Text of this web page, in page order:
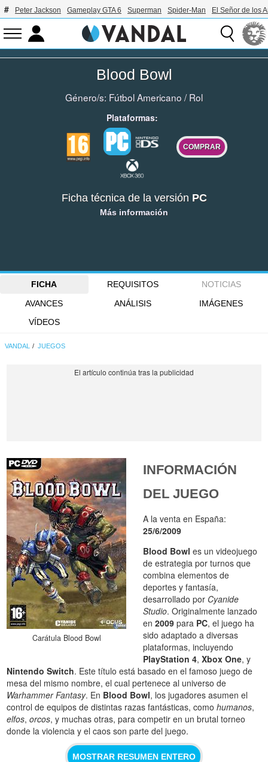
Peter Jackson Gameplay GTA 6 Superman Spider-Man El Señor de los
Blood Bowl
Género/s: Fútbol Americano /Rol
Plataformas:
COMPRAR
Ficha técnica de la versión PC
Más información
FICHA REQUISITOS
NOTICIAS
AVANCES
ANÁLISIS
IMÁGENES
VÍDEOS
VANDAL JUEGOS
Carátula Blood Bowl
INFORMACIÓN
DEL JUEGO
A la venta en España:
25/6/2009
Blood Bowl es un videojuego
de estrategia por turnos que
combina elementos de
deportes y fantasía,
desarrollado por Cyanide
Studio. Originalmente lanzado
en2009 para PC, el juego ha
sido adaptado a diversas
plataformas, incluyendo
PlayStation 4,Xbox One, y
Nintendo Switch. Este título está basado en el famoso juego de
mesa del mismo nombre, el cual pertenece al universo de
Warhammer Fantasy. En Blood Bowl, los jugadores asumen el
control de equipos de distintas razas fantásticas, comohumanos,
elfos,orcos, y muchas otras, para competir en un brutal torneo
donde la violencia y el caos son parte del juego.
MOSTRAR RESUMEN ENTERO